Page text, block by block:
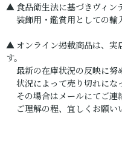
▲ 食品衛生法に基づきヴィン
装飾用・鑑賞用としての輸
▲ オンライン掲載商品は、実
す。
最新の在庫状況の反映に努
状況によって売り切れにな
その場合はメールにてご連
ご理解の程、宜しくお願い